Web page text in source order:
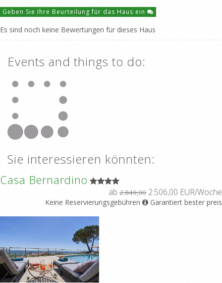
Geben Sie Ihre Beurteilung für das Haus ein
Es sind noch keine Bewertungen für dieses Haus
Events and things to do:
Sie interessieren könnten:
Casa Bernardino
ab 2.849,00 2.506,00 EUR/Woche
Keine Reservierungsgebühren Garantiert bester preis